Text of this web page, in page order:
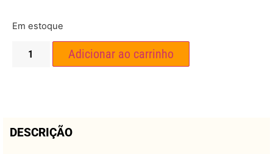
Em estoque
Adicionar ao carrinho
DESCRIÇÃO